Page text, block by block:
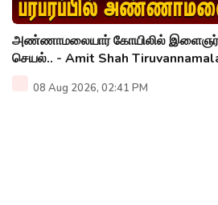
அண்ணாமலையார் கோயிலில்
செயல்.. - Amit Shah
08 Aug 2026, 02:41 PM